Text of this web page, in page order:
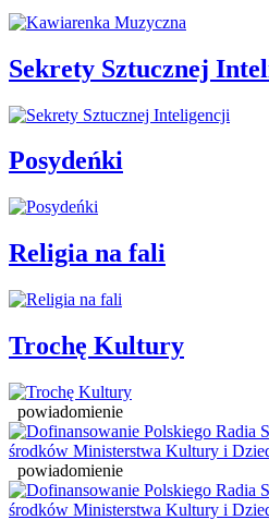
Sekrety Sztucznej
Posydeńki
Religia na fali
Trochę Kultury
powiadomienie
powiadomienie